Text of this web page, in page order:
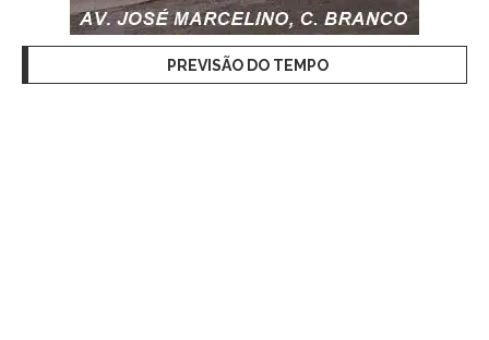
PREVISÃO DO TEMPO